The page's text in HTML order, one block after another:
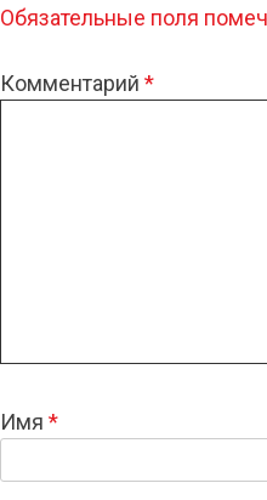
Обязательные поля
Комментарий *
Имя *